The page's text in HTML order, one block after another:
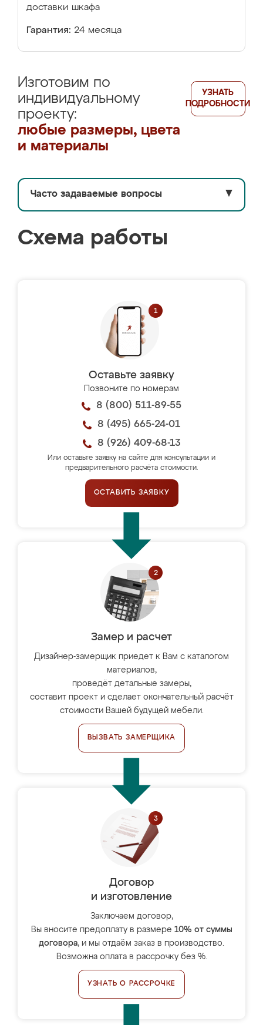
доставки шкафа
Гарантия: 24 месяца
Изготовим по
индивидуальному
проекту:
любые размеры, цвета
и материалы
УЗНАТЬ
ПОДРОБНОСТИ
Часто задаваемые вопросы ▼
Схема работы
Оставьте заявку
Позвоните по номерам
8 (800) 511-89-55
8 (495) 665-24-01
8 (926) 409-68-13
Или оставьте заявку на сайте для консультации и
предварительного расчёта стоимости.
ОСТАВИТЬ ЗАЯВКУ
Замер и расчет
Дизайнер-замерщик приедет к Вам с каталогом
материалов,
проведёт детальные замеры,
составит проект и сделает окончательный расчёт
стоимости Вашей будущей мебели.
ВЫЗВАТЬ ЗАМЕРЩИКА
Договор
и изготовление
Заключаем договор,
Вы вносите предоплату в размере 10% от суммы
договора, и мы отдаём заказ в производство.
Возможна оплата в рассрочку без %.
УЗНАТЬ О РАССРОЧКЕ